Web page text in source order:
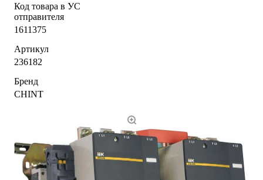
Код товара в УС
отправителя
1611375
Артикул
236182
Бренд
CHINT